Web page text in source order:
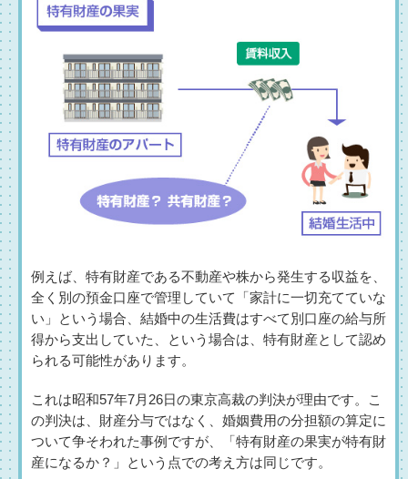
例えば、特有財産である不動産や株から発生する収益を、
全く別の預金口座で管理していて「家計に一切充てていな
い」という場合、結婚中の生活費はすべて別口座の給与所
得から支出していた、という場合は、特有財産として認め
られる可能性があります。
これは昭和57年7月26日の東京高裁の判決が理由です。こ
の判決は、財産分与ではなく、婚姻費用の分担額の算定に
ついて争そわれた事例ですが、「特有財産の果実が特有財
産になるか？」という点での考え方は同じです。